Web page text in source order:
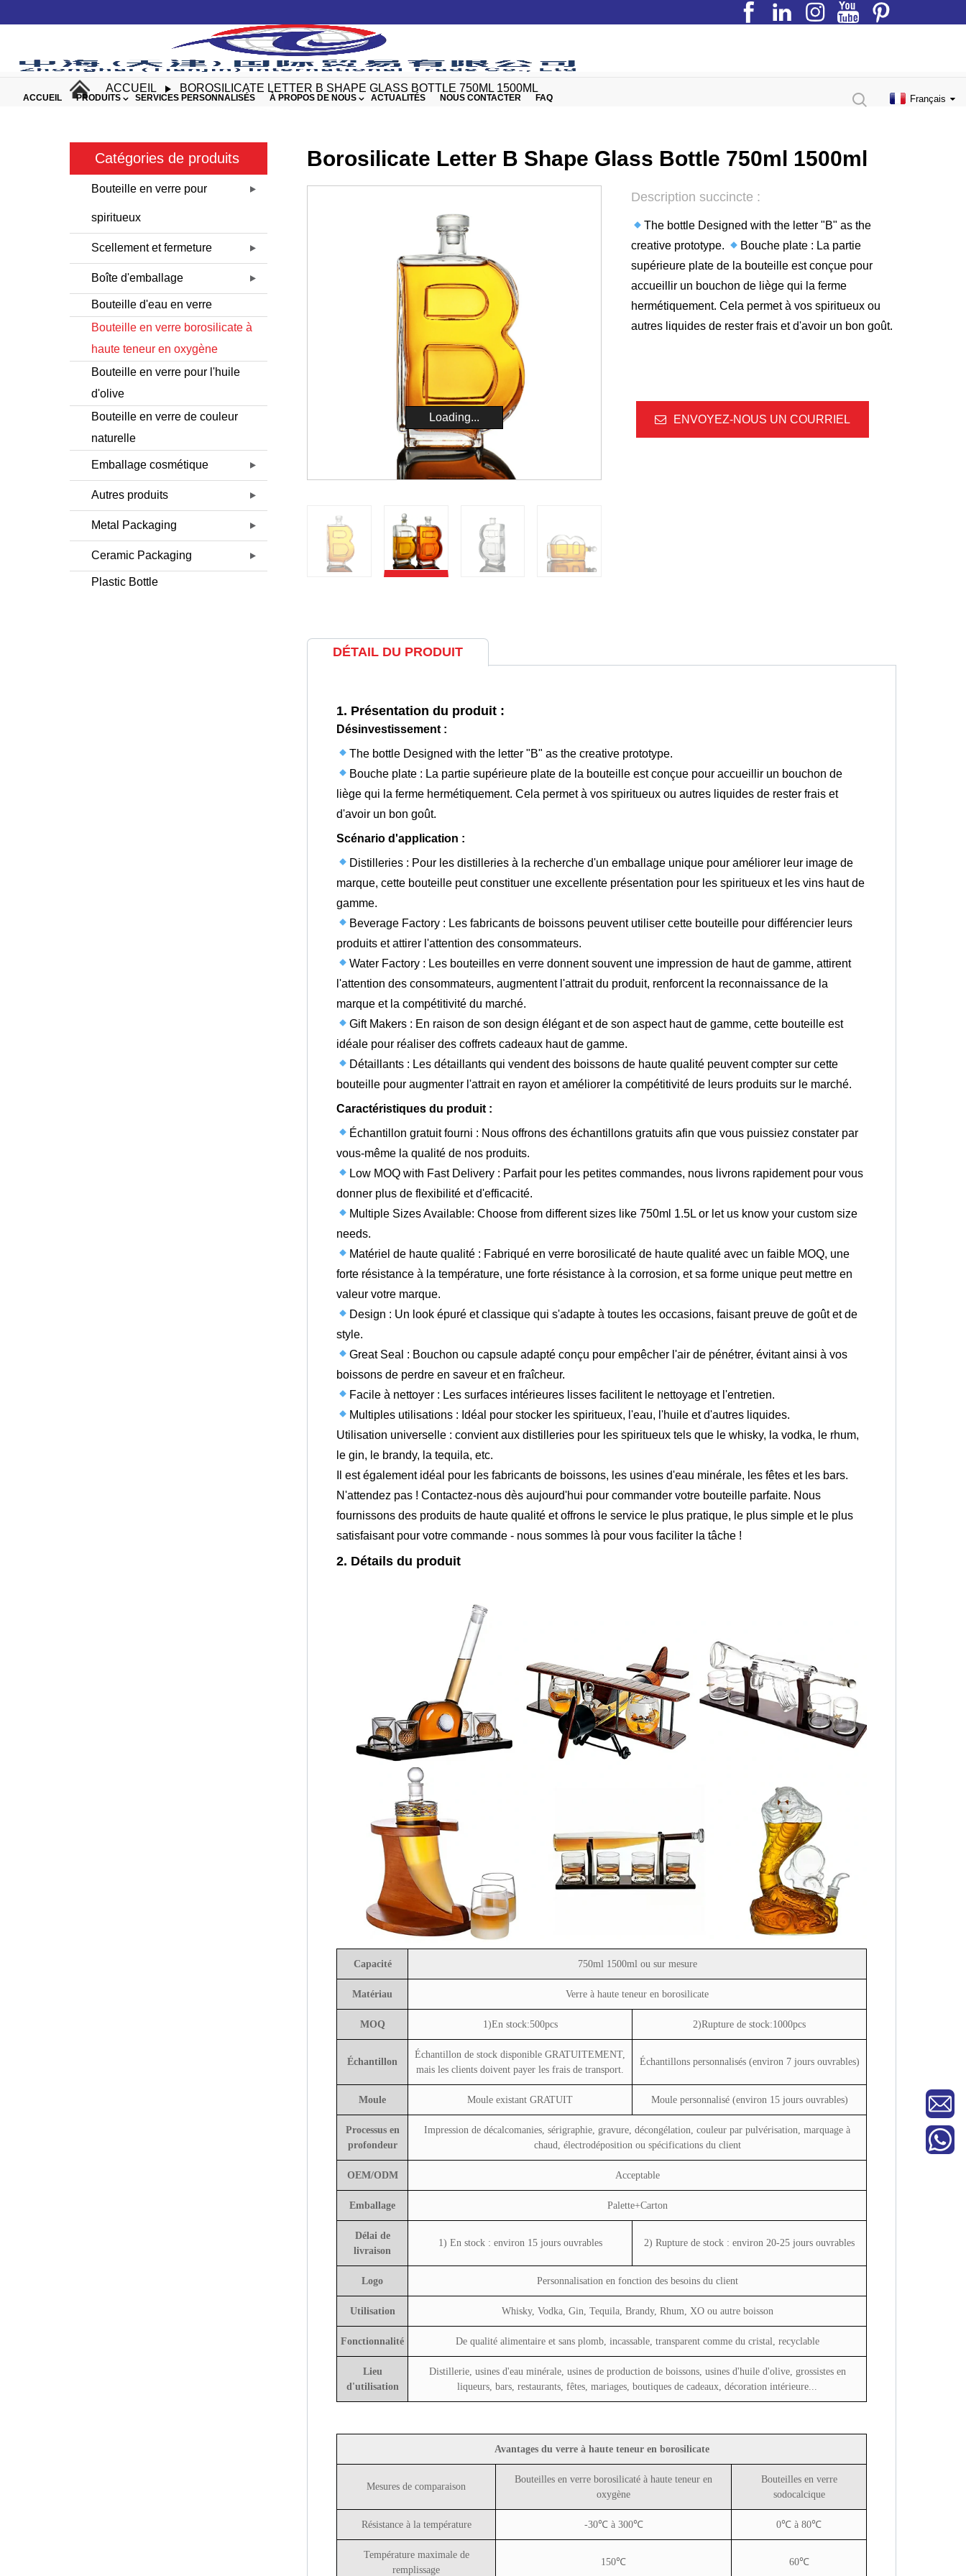
ACCUEIL PRODUITS SERVICES PERSONNALISÉS À PROPOS DE NOUS ACTUALITÉS NOUS CONTACTER FAQ Français
ACCUEIL BOROSILICATE LETTER B SHAPE GLASS BOTTLE 750ML 1500ML
Catégories de produits
Bouteille en verre pour
spiritueux
Scellement et fermeture
Boîte d'emballage
Bouteille d'eau en verre
Bouteille en verre borosilicate à
haute teneur en oxygène
Bouteille en verre pour l'huile
d'olive
Bouteille en verre de couleur
naturelle
Emballage cosmétique
Autres produits
Metal Packaging
Ceramic Packaging
Plastic Bottle
Borosilicate Letter B Shape Glass Bottle 750ml 1500ml
Loading...
Description succincte :
The bottle Designed with the letter "B" as the
creative prototype.
Bouche plate : La partie
supérieure plate de la bouteille est conçue pour
accueillir un bouchon de liège qui la ferme
hermétiquement. Cela permet à vos spiritueux ou
autres liquides de rester frais et d'avoir un bon goût.
ENVOYEZ-NOUS UN COURRIEL
DÉTAIL DU PRODUIT
1. Présentation du produit :
Désinvestissement :
The bottle Designed with the letter "B" as the creative prototype.
Bouche plate : La partie supérieure plate de la bouteille est conçue pour accueillir un bouchon de
liège qui la ferme hermétiquement. Cela permet à vos spiritueux ou autres liquides de rester frais et
d'avoir un bon goût.
Scénario d'application :
Distilleries : Pour les distilleries à la recherche d'un emballage unique pour améliorer leur image de
marque, cette bouteille peut constituer une excellente présentation pour les spiritueux et les vins haut de
gamme.
Beverage Factory : Les fabricants de boissons peuvent utiliser cette bouteille pour différencier leurs
produits et attirer l'attention des consommateurs.
Water Factory : Les bouteilles en verre donnent souvent une impression de haut de gamme, attirent
l'attention des consommateurs, augmentent l'attrait du produit, renforcent la reconnaissance de la
marque et la compétitivité du marché.
Gift Makers : En raison de son design élégant et de son aspect haut de gamme, cette bouteille est
idéale pour réaliser des coffrets cadeaux haut de gamme.
Détaillants : Les détaillants qui vendent des boissons de haute qualité peuvent compter sur cette
bouteille pour augmenter l'attrait en rayon et améliorer la compétitivité de leurs produits sur le marché.
Caractéristiques du produit :
Échantillon gratuit fourni : Nous offrons des échantillons gratuits afin que vous puissiez constater par
vous-même la qualité de nos produits.
Low MOQ with Fast Delivery : Parfait pour les petites commandes, nous livrons rapidement pour vous
donner plus de flexibilité et d'efficacité.
Multiple Sizes Available: Choose from different sizes like 750ml 1.5L or let us know your custom size
needs.
Matériel de haute qualité : Fabriqué en verre borosilicaté de haute qualité avec un faible MOQ, une
forte résistance à la température, une forte résistance à la corrosion, et sa forme unique peut mettre en
valeur votre marque.
Design : Un look épuré et classique qui s'adapte à toutes les occasions, faisant preuve de goût et de
style.
Great Seal : Bouchon ou capsule adapté conçu pour empêcher l'air de pénétrer, évitant ainsi à vos
boissons de perdre en saveur et en fraîcheur.
Facile à nettoyer : Les surfaces intérieures lisses facilitent le nettoyage et l'entretien.
Multiples utilisations : Idéal pour stocker les spiritueux, l'eau, l'huile et d'autres liquides.
Utilisation universelle : convient aux distilleries pour les spiritueux tels que le whisky, la vodka, le rhum,
le gin, le brandy, la tequila, etc.
Il est également idéal pour les fabricants de boissons, les usines d'eau minérale, les fêtes et les bars.
N'attendez pas ! Contactez-nous dès aujourd'hui pour commander votre bouteille parfaite. Nous
fournissons des produits de haute qualité et offrons le service le plus pratique, le plus simple et le plus
satisfaisant pour votre commande - nous sommes là pour vous faciliter la tâche !
2. Détails du produit
Capacité 750ml 1500ml ou sur mesure
Matériau Verre à haute teneur en borosilicate
MOQ 1)En stock:500pcs 2)Rupture de stock:1000pcs
Échantillon
Échantillon de stock disponible GRATUITEMENT,
mais les clients doivent payer les frais de transport.
Échantillons personnalisés (environ 7 jours ouvrables)
Moule Moule existant GRATUIT Moule personnalisé (environ 15 jours ouvrables)
Processus en
profondeur
Impression de décalcomanies, sérigraphie, gravure, décongélation, couleur par pulvérisation, marquage à
chaud, électrodéposition ou spécifications du client
OEM/ODM Acceptable
Emballage Palette+Carton
Délai de
livraison
1) En stock : environ 15 jours ouvrables 2) Rupture de stock : environ 20-25 jours ouvrables
Logo Personnalisation en fonction des besoins du client
Utilisation Whisky, Vodka, Gin, Tequila, Brandy, Rhum, XO ou autre boisson
Fonctionnalité De qualité alimentaire et sans plomb, incassable, transparent comme du cristal, recyclable
Lieu
d'utilisation
Distillerie, usines d'eau minérale, usines de production de boissons, usines d'huile d'olive, grossistes en
liqueurs, bars, restaurants, fêtes, mariages, boutiques de cadeaux, décoration intérieure...
Avantages du verre à haute teneur en borosilicate
Mesures de comparaison
Bouteilles en verre borosilicaté à haute teneur en
oxygène
Bouteilles en verre
sodocalcique
Résistance à la température -30℃ à 300℃ 0℃ à 80℃
Température maximale de
remplissage
150℃ 60℃